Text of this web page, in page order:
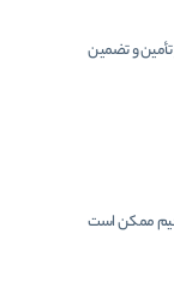
و تضمین
ممکن است